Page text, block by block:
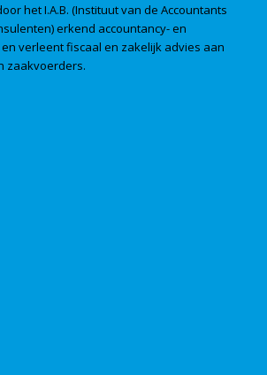
het I.A.B. (Instituut van de Accountants
erkend accountancy- en
verleent fiscaal en zakelijk advies aan
zaakvoerders.